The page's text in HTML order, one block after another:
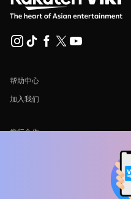
帮助中心
加入我们
发行合作